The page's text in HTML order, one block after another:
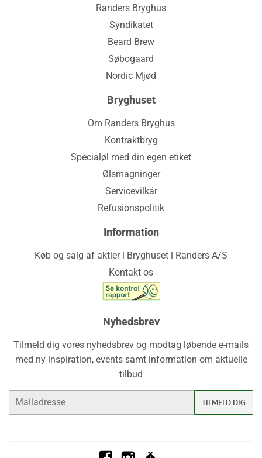
Randers Bryghus
Syndikatet
Beard Brew
Søbogaard
Nordic Mjød
Bryghuset
Om Randers Bryghus
Kontraktbryg
Specialøl med din egen etiket
Ølsmagninger
Servicevilkår
Refusionspolitik
Information
Køb og salg af aktier i Bryghuset i Randers A/S
Kontakt os
Nyhedsbrev
Tilmeld dig vores nyhedsbrev og modtag løbende e-mails
med ny inspiration, events samt information om aktuelle
tilbud
TILMELD DIG